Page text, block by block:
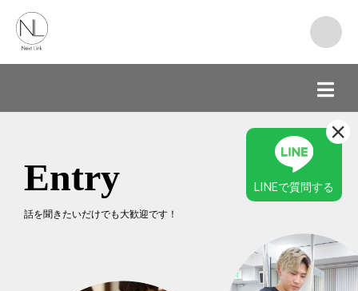
LINEで質問する
Entry
話を聞きたいだけでも大歓迎です！